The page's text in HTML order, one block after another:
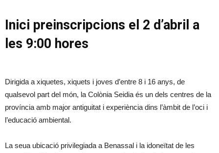
Inici preinscripcions el 2 d’abril a
les 9:00 hores
Dirigida a xiquetes, xiquets i joves d’entre 8 i 16 anys, de
qualsevol part del món, la Colònia Seidia és un dels centres de la
província amb major antiguitat i experiència dins l’àmbit de l’oci i
l’educació ambiental.
La seua ubicació privilegiada a Benassal i la idoneïtat de les